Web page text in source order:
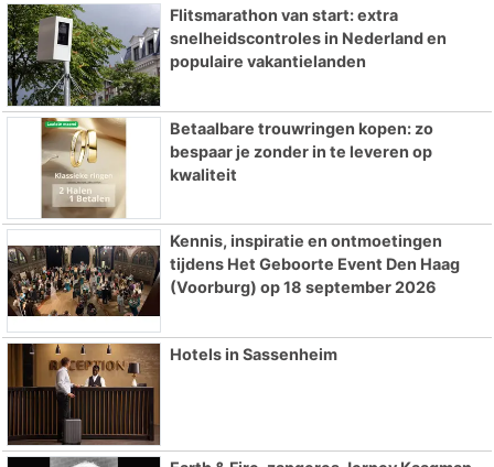
Flitsmarathon van start: extra
snelheidscontroles in Nederland en
populaire vakantielanden
Betaalbare trouwringen kopen: zo
bespaar je zonder in te leveren op
kwaliteit
Kennis, inspiratie en ontmoetingen
tijdens Het Geboorte Event Den Haag
(Voorburg) op 18 september 2026
Hotels in Sassenheim